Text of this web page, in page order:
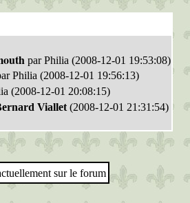
par Philia (2008-12-01 19:53:08)
Philia (2008-12-01 19:56:13)
(2008-12-01 20:08:15)
Viallet(2008-12-01 21:31:54)
sur le forum